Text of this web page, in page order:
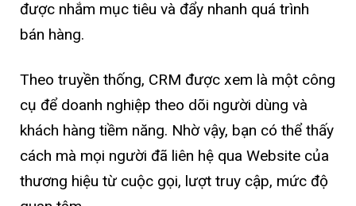
được nhắm mục tiêu và đẩy nhanh quá trình
bán hàng.
Theo truyền thống, CRM được xem là một công
cụ để doanh nghiệp theo dõi người dùng và
khách hàng tiềm năng. Nhờ vậy, bạn có thể thấy
cách mà mọi người đã liên hệ qua Website của
thương hiệu từ cuộc gọi, lượt truy cập, mức độ